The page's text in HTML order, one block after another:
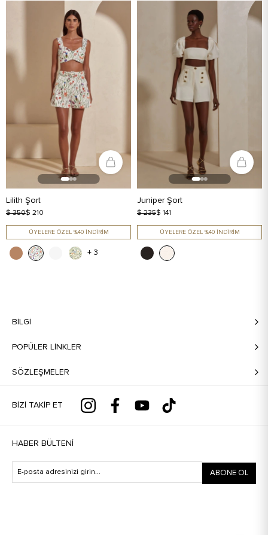
Lilith Şort
$ 350$ 210
ÜYELERE ÖZEL %40 İNDİRİM
+ 3
Juniper Şort
$ 235$ 141
ÜYELERE ÖZEL %40 İNDİRİM
BILGI
POPÜLER LİNKLER
SÖZLEŞMELER
BIZI TAKIP ET
HABER BÜLTENI
ABONE OL